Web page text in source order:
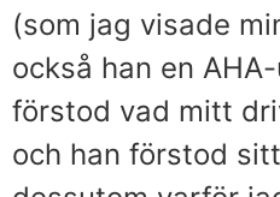
(som jag visade
också han en
förstod vad mitt
och han förstod